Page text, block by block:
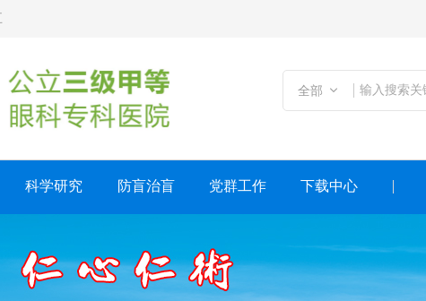
全部
科学研究 防盲治盲 党群工作 下载中心